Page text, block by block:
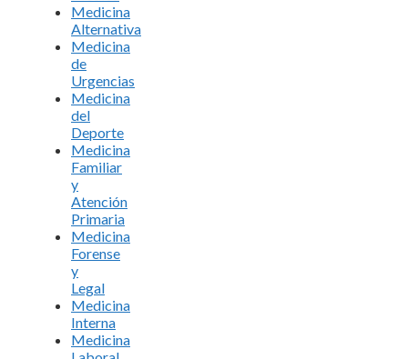
Medicina
Alternativa
Medicina
de
Urgencias
Medicina
del
Deporte
Medicina
Familiar
y
Atención
Primaria
Medicina
Forense
y
Legal
Medicina
Interna
Medicina